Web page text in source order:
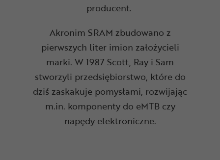
producent.
Akronim SRAM zbudowano z
pierwszych liter imion założycieli
marki. W 1987 Scott, Ray i Sam
stworzyli przedsiębiorstwo, które do
dziś zaskakuje pomysłami, rozwijając
m.in. komponenty do eMTB czy
napędy elektroniczne.